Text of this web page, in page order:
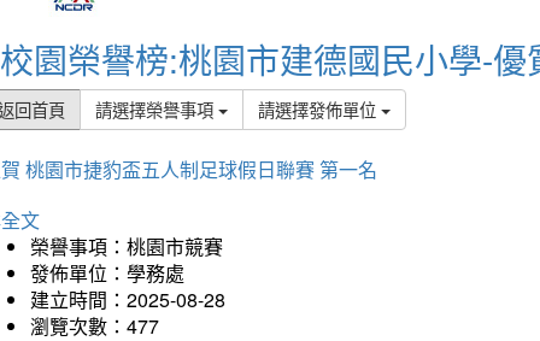
校園榮譽榜:桃園市建德國民小學-優
回首頁 請選擇榮譽事項 請選擇發佈單位
桃園市捷豹盃五人制足球假日聯賽 第一名
文
榮譽事項：桃園市競賽
發佈單位：學務處
建立時間：2025-08-28
瀏覽次數：477